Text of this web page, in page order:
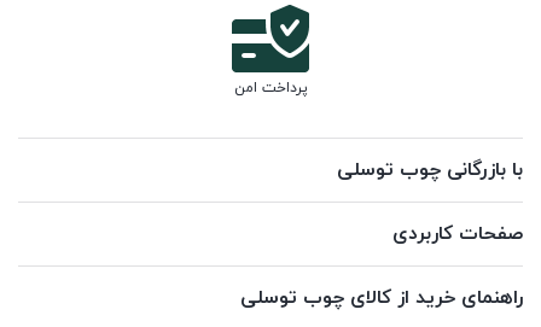
پرداخت امن
با بازرگانی چوب توسلی
صفحات کاربردی
راهنمای خرید از کالای چوب توسلی